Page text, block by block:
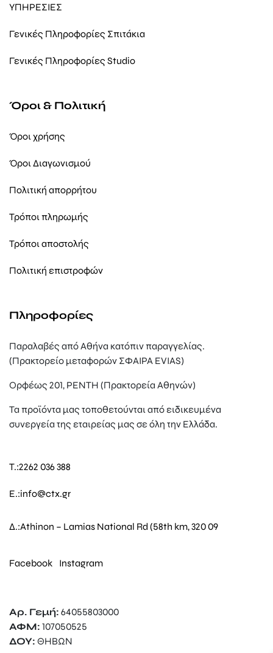
ΥΠΗΡΕΣΙΕΣ
Γενικές Πληροφορίες Σπιτάκια
Γενικές Πληροφορίες Studio
Όροι & Πολιτική
Όροι χρήσης
Όροι Διαγωνισμού
Πολιτική απορρήτου
Τρόποι πληρωμής
Τρόποι αποστολής
Πολιτική επιστροφών
Πληροφορίες
Παραλαβές από Αθήνα κατόπιν παραγγελίας.
(Πρακτορείο μεταφορών ΣΦΑΙΡΑ EVIAS)
Ορφέως 201, ΡΕΝΤΗ (Πρακτορεία Αθηνών)
Τα προϊόντα μας τοποθετούνται από ειδικευμένα
συνεργεία της εταιρείας μας σε όλη την Ελλάδα.
T.:2262 036 388
E.:info@ctx.gr
Δ.:Athinon – Lamias National Rd (58th km, 320 09
Facebook Instagram
Αρ. Γεμή: 64055803000
ΑΦΜ: 107050525
ΔΟΥ: ΘΗΒΩΝ